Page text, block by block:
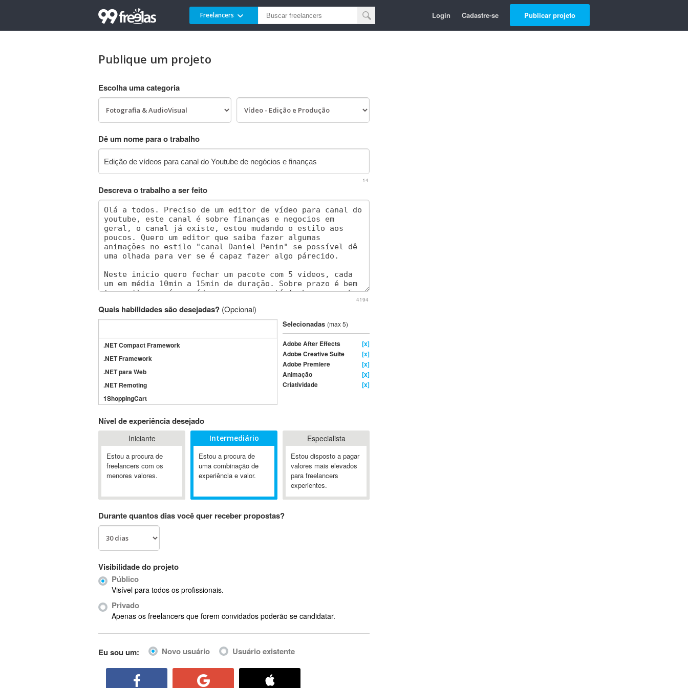
Freelancers Login Cadastre-se Publicar projeto
Publique um projeto
Escolha uma categoria
Dê um nome para o trabalho
14
Descreva o trabalho a ser feito
4194
Quais habilidades são desejadas? (Opcional)
.NET Compact Framework
.NET Framework
.NET para Web
.NET Remoting
1ShoppingCart
3GSM
4D Dimension
802.11
A&P
A-GPS
Ab Initio
ABIS
AbleCommerce
Ableton Live
Abstract Window Toolkit (AWT)
Selecionadas (max 5)
Adobe After Effects
[x]
Adobe Creative Suite
[x]
Adobe Premiere
[x]
Animação
[x]
Criatividade
[x]
Nível de experiência desejado
Iniciante
Estou a procura de
freelancers com os
menores valores.
Intermediário
Estou a procura de
uma combinação de
experiência e valor.
Especialista
Estou disposto a pagar
valores mais elevados
para freelancers
experientes.
Durante quantos dias você quer receber propostas?
Visibilidade do projeto
Público
Visível para todos os profissionais.
Privado
Apenas os freelancers que forem convidados poderão se candidatar.
Eu sou um: Novo usuário Usuário existente